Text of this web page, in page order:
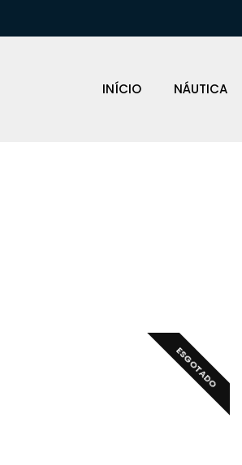
INÍCIO NÁUTICA
ESGOTADO